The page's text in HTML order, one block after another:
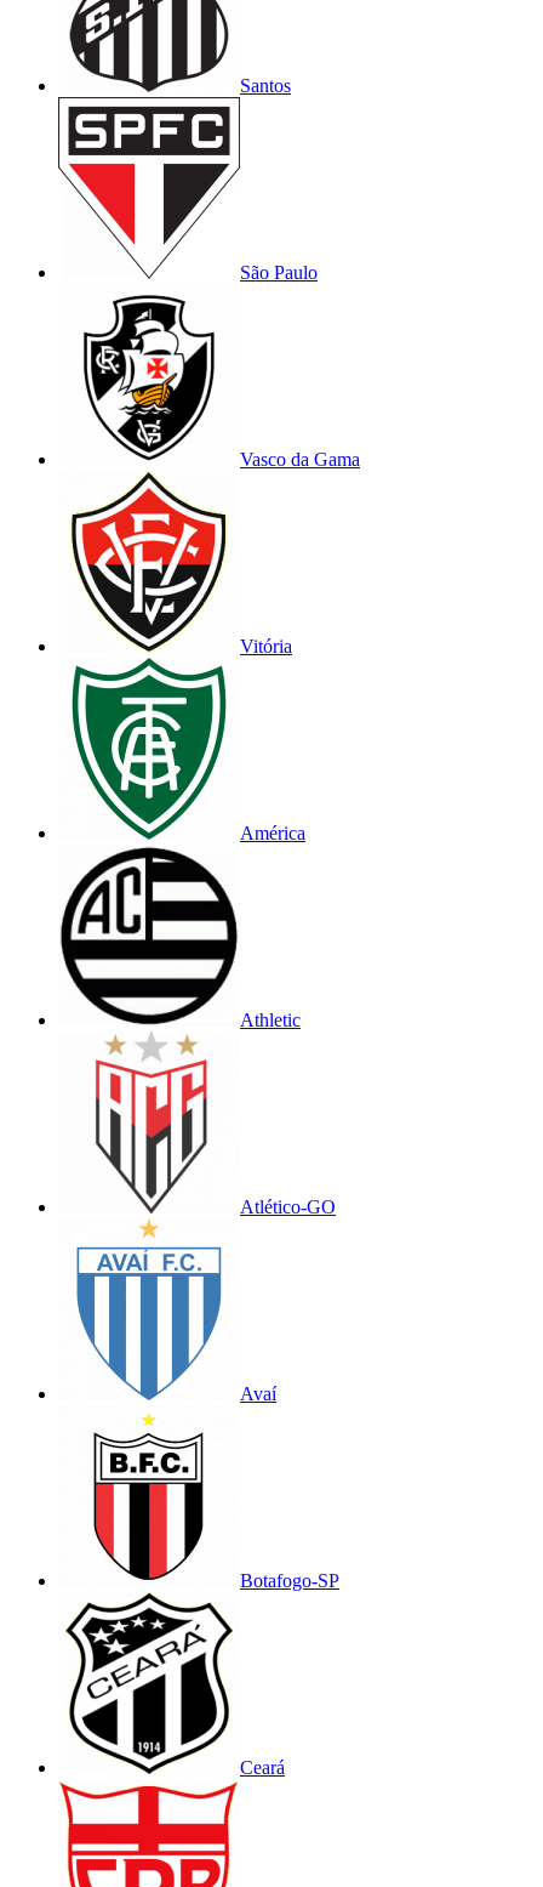
Santos
São Paulo
Vasco da Gama
Vitória
América
Athletic
Atlético-GO
Avaí
Botafogo-SP
Ceará